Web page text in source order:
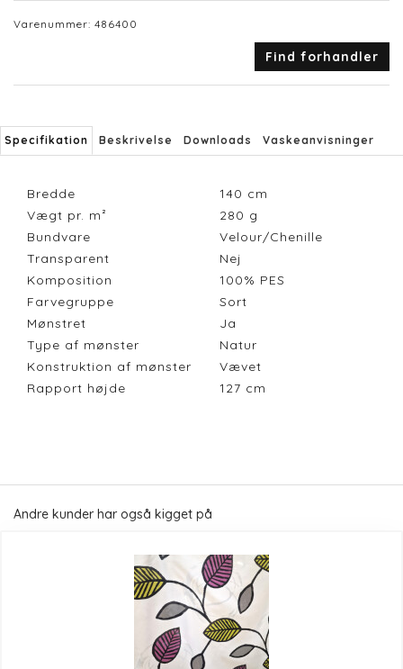
Varenummer: 486400
Find forhandler
Specifikation Beskrivelse Downloads Vaskeanvisninger
Bredde 140 cm
Vægt pr. m²
280 g
Bundvare
Velour/Chenille
Transparent
Nej
Komposition
100% PES
Farvegruppe
Sort
Mønstret
Ja
Type af mønster
Natur
Konstruktion af mønster
Vævet
Rapport højde
127 cm
Andre kunder har også kigget på